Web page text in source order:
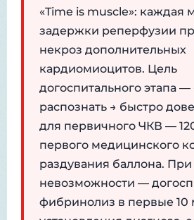
«Time is muscle»: каждая
задержки реперфузии
некроз дополнительных
кардиомиоцитов. Цель
догоспитального этапа
распознать → быстро
для первичного ЧКВ —
первого медицинского
раздувания баллона. При
невозможности —
фибринолиз в первые 10